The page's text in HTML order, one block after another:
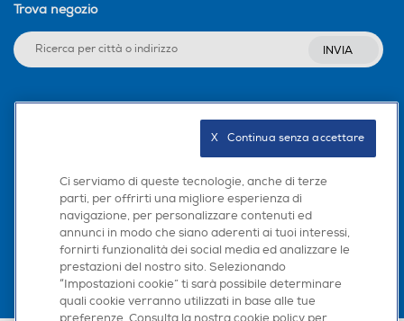
Trova negozio
INVIA
Scarica la nostra app
Ci serviamo di queste tecnologie, anche di terze
parti, per offrirti una migliore esperienza di
navigazione, per personalizzare contenuti ed
annunci in modo che siano aderenti ai tuoi interessi,
fornirti funzionalità dei social media ed analizzare le
prestazioni del nostro sito. Selezionando
“Impostazioni cookie” ti sarà possibile determinare
quali cookie verranno utilizzati in base alle tue
X   Continua senza accettare